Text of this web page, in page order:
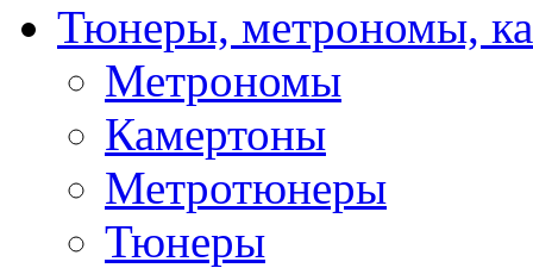
Тюнеры, метрономы,
Метрономы
Камертоны
Метротюнеры
Тюнеры